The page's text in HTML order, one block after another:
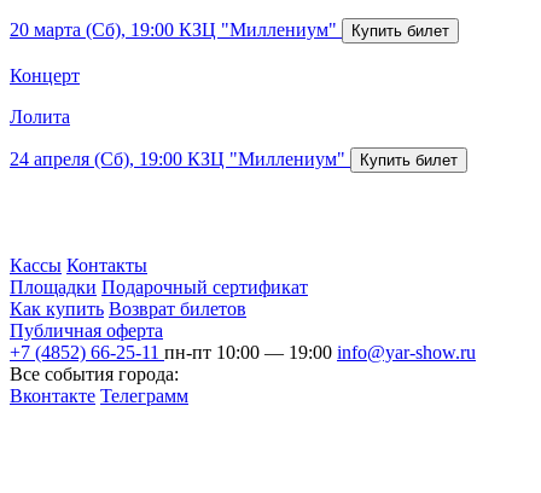
20 марта (Сб), 19:00 КЗЦ "Миллениум"
Концерт
Лолита
24 апреля (Сб), 19:00 КЗЦ "Миллениум"
Кассы Контакты
Площадки Подарочный сертификат
Как купить Возврат билетов
Публичная оферта
+7 (4852) 66-25-11 пн-пт 10:00 — 19:00 info@yar-show.ru
Все события города:
Вконтакте Телеграмм